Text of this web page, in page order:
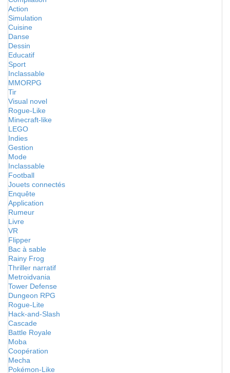
Action
Simulation
Cuisine
Danse
Dessin
Educatif
Sport
Inclassable
MMORPG
Tir
Visual novel
Rogue-Like
Minecraft-like
LEGO
Indies
Gestion
Mode
Inclassable
Football
Jouets connectés
Enquête
Application
Rumeur
Livre
VR
Flipper
Bac à sable
Rainy Frog
Thriller narratif
Metroidvania
Tower Defense
Dungeon RPG
Rogue-Lite
Hack-and-Slash
Cascade
Battle Royale
Moba
Coopération
Mecha
Pokémon-Like